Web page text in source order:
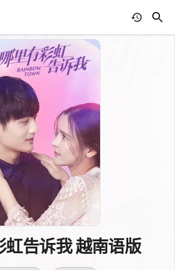
虹告诉我 越南语版